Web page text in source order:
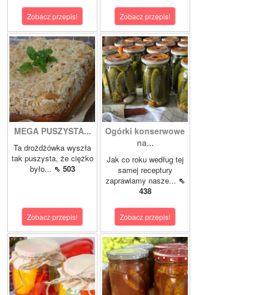
Zobacz przepis! Zobacz przepis!
MEGA PUSZYSTA...
Ta drożdżówka wyszła
tak puszysta, że ciężko
było... ⇖ 503
Zobacz przepis!
Ogórki konserwowe
na...
Jak co roku według tej
samej receptury
zaprawiamy nasze... ⇖
438
Zobacz przepis!